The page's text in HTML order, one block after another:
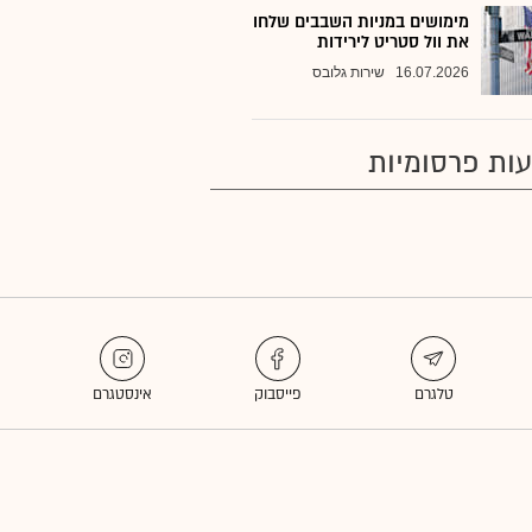
מימושים במניות השבבים שלחו
את וול סטריט לירידות
16.07.2026 שירות גלובס
פרסומיות